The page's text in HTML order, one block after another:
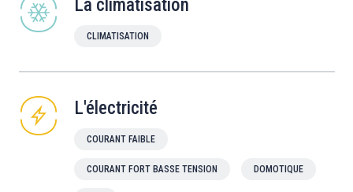
La climatisation
CLIMATISATION
L'électricité
COURANT FAIBLE
COURANT FORT BASSE TENSION DOMOTIQUE